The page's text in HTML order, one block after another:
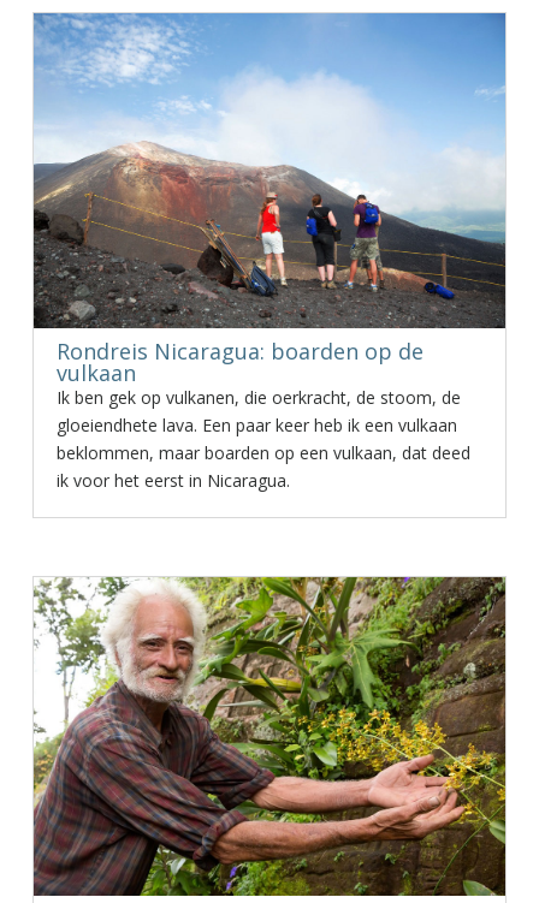
Rondreis Nicaragua: boarden op de
vulkaan
Ik ben gek op vulkanen, die oerkracht, de stoom, de
gloeiendhete lava. Een paar keer heb ik een vulkaan
beklommen, maar boarden op een vulkaan, dat deed
ik voor het eerst in Nicaragua.